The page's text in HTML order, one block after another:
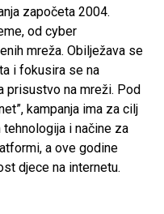
započeta 2004.
od cyber
mreža. Obilježava se
i fokusira se na
prisustvo na mreži. Pod
kampanja ima za cilj
i načine za
a ove godine
djece na internetu.